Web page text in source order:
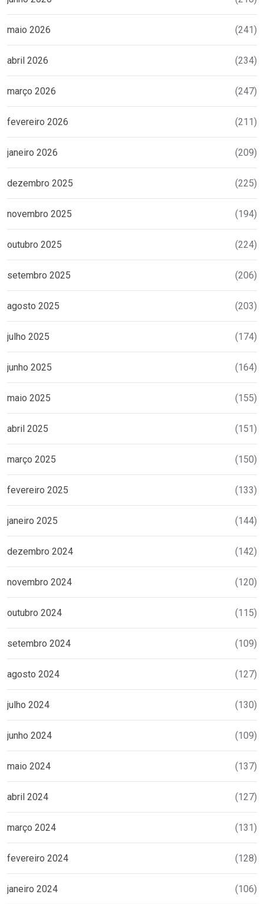
maio 2026 (241)
abril 2026 (234)
março 2026 (247)
fevereiro 2026 (211)
janeiro 2026 (209)
dezembro 2025 (225)
novembro 2025 (194)
outubro 2025 (224)
setembro 2025 (206)
agosto 2025 (203)
julho 2025 (174)
junho 2025 (164)
maio 2025 (155)
abril 2025 (151)
março 2025 (150)
fevereiro 2025 (133)
janeiro 2025 (144)
dezembro 2024 (142)
novembro 2024 (120)
outubro 2024 (115)
setembro 2024 (109)
agosto 2024 (127)
julho 2024 (130)
junho 2024 (109)
maio 2024 (137)
abril 2024 (127)
março 2024 (131)
fevereiro 2024 (128)
janeiro 2024 (106)